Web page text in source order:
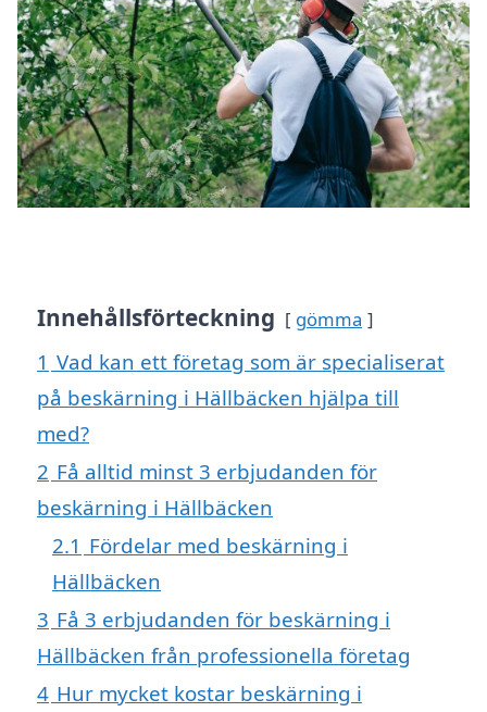
Innehållsförteckning gömma
1 Vad kan ett företag som är specialiserat
på beskärning i Hällbäcken hjälpa till
med?
2 Få alltid minst 3 erbjudanden för
beskärning i Hällbäcken
2.1 Fördelar med beskärning i
Hällbäcken
3 Få 3 erbjudanden för beskärning i
Hällbäcken från professionella företag
4 Hur mycket kostar beskärning i